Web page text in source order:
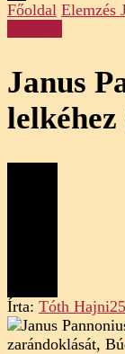
Főoldal Elemzés
Janus
lelkéhez
Írta: Tóth Hajni